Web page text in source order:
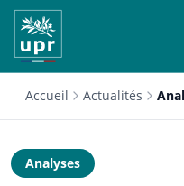
Accueil Actualités
Analyses